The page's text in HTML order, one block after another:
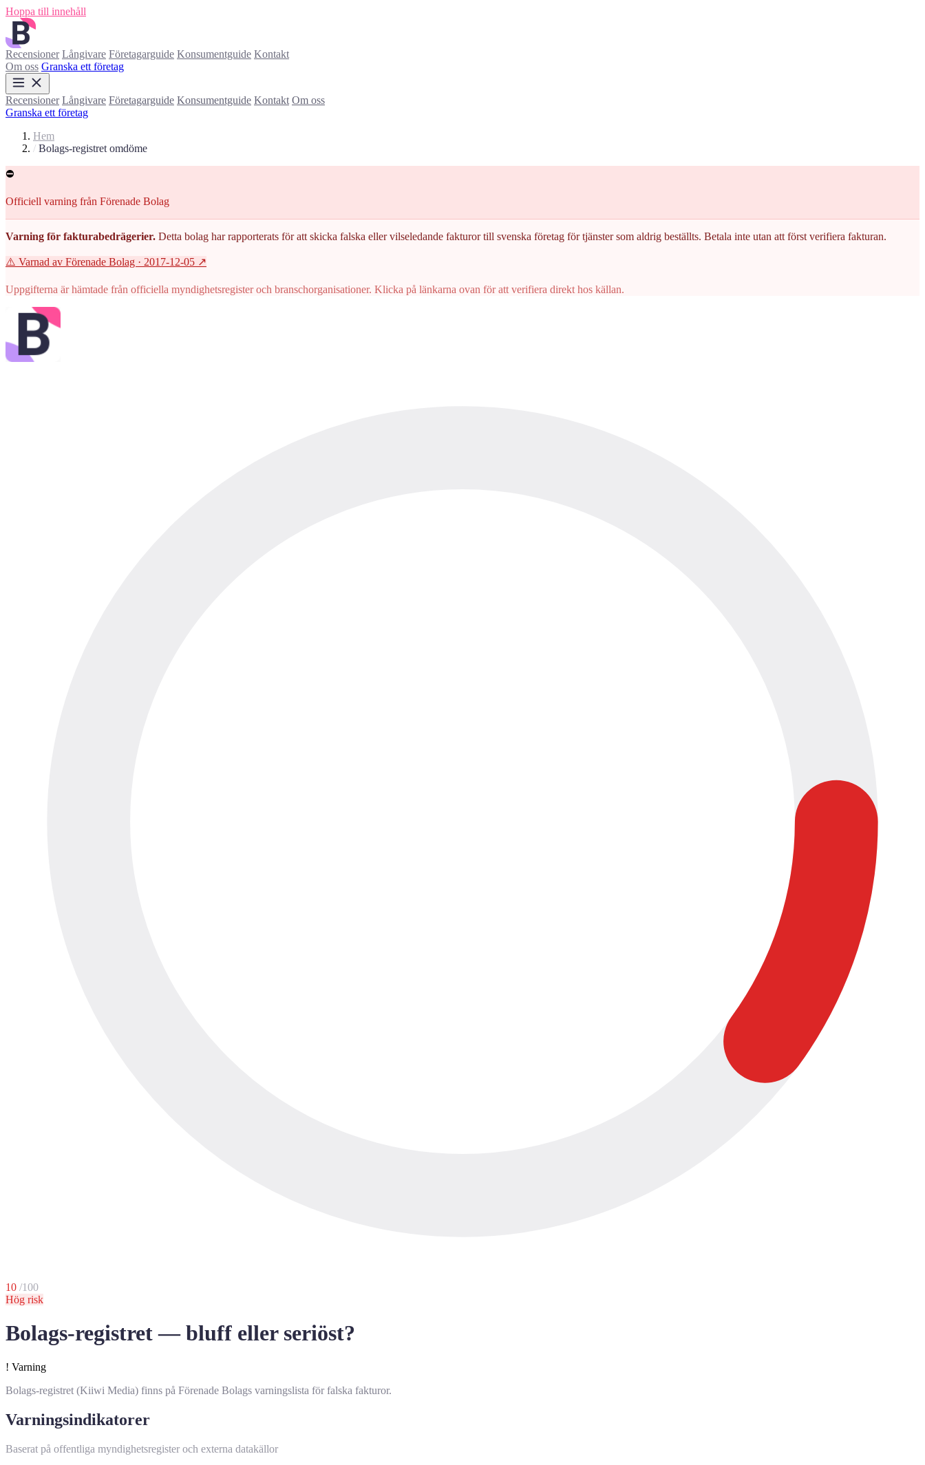
Hoppa till innehåll
Recensioner Långivare Företagarguide Konsumentguide Kontakt
Om oss Granska ett företag
Recensioner Långivare Företagarguide Konsumentguide Kontakt Om oss
Granska ett företag
Hem
/ Bolags-registret omdöme
⛔
Officiell varning från Förenade Bolag
Varning för fakturabedrägerier. Detta bolag har rapporterats för att skicka falska eller vilseledande fakturor till svenska företag för tjänster som aldrig beställts. Betala inte utan att först verifiera fakturan.
⚠️ Varnad av Förenade Bolag · 2017-12-05 ↗
Uppgifterna är hämtade från officiella myndighetsregister och branschorganisationer. Klicka på länkarna ovan för att verifiera direkt hos källan.
10 /100
Hög risk
Bolags-registret — bluff eller seriöst?
! Varning
Bolags-registret (Kiiwi Media) finns på Förenade Bolags varningslista för falska fakturor.
Varningsindikatorer
Baserat på offentliga myndighetsregister och externa datakällor